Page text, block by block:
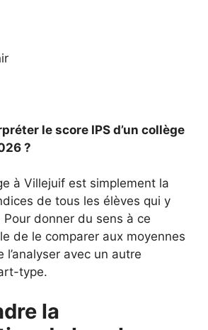
le score IPS d’un collège
?
à Villejuif est simplement la
de tous les élèves qui y
donner du sens à ce
de le comparer aux moyennes
l’analyser avec un autre
type.
la